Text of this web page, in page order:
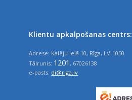
Klientu apkalpošanas centrs:
Adrese: Kalēju ielā 10, Rīga, LV-1050
Tālrunis: 1201, 67026138
e-pasts: di@riga.lv